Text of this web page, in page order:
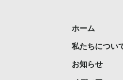
ホーム
私たちについ
お知らせ